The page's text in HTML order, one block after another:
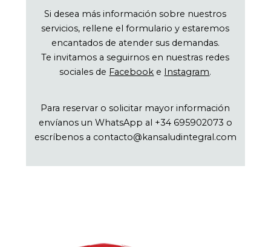
Si desea más información sobre nuestros
servicios, rellene el formulario y estaremos
encantados de atender sus demandas.
Te invitamos a seguirnos en nuestras redes
sociales de Facebook e Instagram.
Para reservar o solicitar mayor información
envíanos un WhatsApp al +34 695902073 o
escríbenos a contacto@kansaludintegral.com